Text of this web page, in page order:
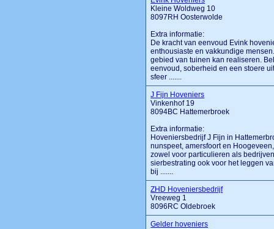
Kleine Woldweg 10
8097RH Oosterwolde
Extra informatie:
De kracht van eenvoud Evink
enthousiaste en vakkundige
gebied van tuinen kan realiseren.
eenvoud, soberheid en een stoere
sfeer .......
J Fijn Hoveniers
Vinkenhof 19
8094BC Hattemerbroek
Extra informatie:
Hoveniersbedrijf J Fijn in
nunspeet, amersfoort en
zowel voor particulieren als
sierbestrating ook voor het leggen
bij .......
ZHD Hoveniersbedrijf
Vreeweg 1
8096RC Oldebroek
Gelder hoveniers